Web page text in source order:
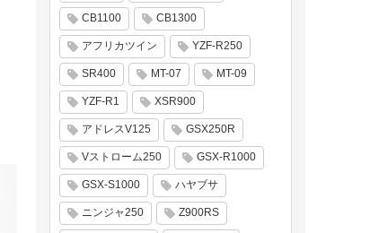
CB1100 CB1300
アフリカツイン YZF-R250
SR400 MT-07 MT-09
YZF-R1 XSR900
アドレスV125 GSX250R
Vストローム250 GSX-R1000
GSX-S1000 ハヤブサ
ニンジャ250 Z900RS